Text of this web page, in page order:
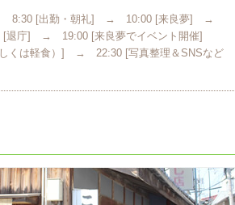
→ 8:30 [出勤・朝礼] → 10:00 [来良夢] →
庁] → 19:00 [来良夢でイベント開催]
くは軽食）] → 22:30 [写真整理＆SNSなど